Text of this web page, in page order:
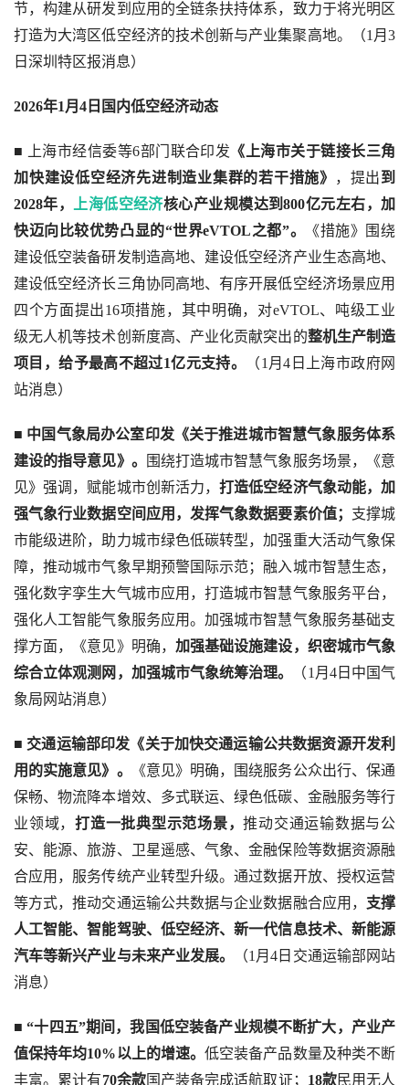
节，构建从研发到应用的全链条扶持体系，致力于将光明区
打造为大湾区低空经济的技术创新与产业集聚高地。（1月3
日深圳特区报消息）
2026年1月4日国内低空经济动态
■ 上海市经信委等6部门联合印发 《上海市关于链接长三角
加快建设低空经济先进制造业集群的若干措施》
，提出到
2028年，
上海低空经济核心产业规模达到800亿元左右，加
快迈向比较优势凸显的“世界eVTOL之都”。
《措施》围绕
建设低空装备研发制造高地、建设低空经济产业生态高地、
建设低空经济长三角协同高地、有序开展低空经济场景应用
四个方面提出16项措施，其中明确，对eVTOL、吨级工业
级无人机等技术创新度高、产业化贡献突出的整机生产制造
项目，给予最高不超过1亿元支持。
（1月4日上海市政府网
站消息）
■ 中国气象局办公室印发《关于推进城市智慧气象服务体系
建设的指导意见》。
围绕打造城市智慧气象服务场景，《意
见》强调，赋能城市创新活力，打造低空经济气象动能，加
强气象行业数据空间应用，发挥气象数据要素价值； 支撑城
市能级进阶，助力城市绿色低碳转型，加强重大活动气象保
障，推动城市气象早期预警国际示范；融入城市智慧生态，
强化数字孪生大气城市应用，打造城市智慧气象服务平台，
强化人工智能气象服务应用。加强城市智慧气象服务基础支
撑方面，《意见》明确， 加强基础设施建设，织密城市气象
综合立体观测网，加强城市气象统筹治理。
（1月4日中国气
象局网站消息）
■ 交通运输部印发《关于加快交通运输公共数据资源开发利
用的实施意见》。
《意见》明确，围绕服务公众出行、保通
保畅、物流降本增效、多式联运、绿色低碳、金融服务等行
业领域， 打造一批典型示范场景，推动交通运输数据与公
安、能源、旅游、卫星遥感、气象、金融保险等数据资源融
合应用，服务传统产业转型升级。通过数据开放、授权运营
等方式，推动交通运输公共数据与企业数据融合应用， 支撑
人工智能、智能驾驶、低空经济、新一代信息技术、新能源
汽车等新兴产业与未来产业发展。
（1月4日交通运输部网站
消息）
■ “十四五”期间，我国低空装备产业规模不断扩大，产业产
值保持年均10%以上的增速。 低空装备产品数量及种类不断
丰富。累计有70余款国产装备完成适航取证； 18款民用无人